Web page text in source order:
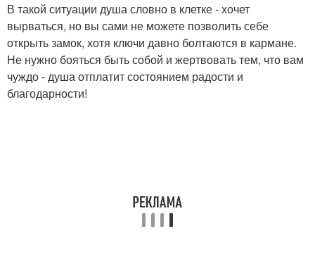
В такой ситуации душа словно в клетке - хочет
вырваться, но вы сами не можете позволить себе
открыть замок, хотя ключи давно болтаются в кармане.
Не нужно бояться быть собой и жертвовать тем, что вам
чуждо - душа отплатит состоянием радости и
благодарности!